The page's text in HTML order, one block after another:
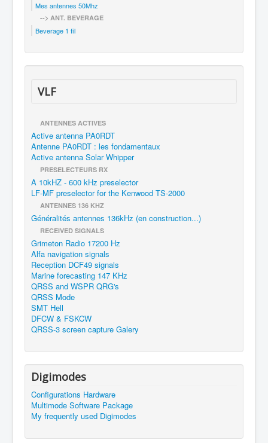
Mes antennes 50Mhz
--> ANT. BEVERAGE
Beverage 1 fil
VLF
ANTENNES ACTIVES
Active antenna PA0RDT
Antenne PA0RDT : les fondamentaux
Active antenna Solar Whipper
PRESELECTEURS RX
A 10kHZ - 600 kHz preselector
LF-MF preselector for the Kenwood TS-2000
ANTENNES 136 KHZ
Généralités antennes 136kHz (en construction...)
RECEIVED SIGNALS
Grimeton Radio 17200 Hz
Alfa navigation signals
Reception DCF49 signals
Marine forecasting 147 KHz
QRSS and WSPR QRG's
QRSS Mode
SMT Hell
DFCW & FSKCW
QRSS-3 screen capture Galery
Digimodes
Configurations Hardware
Multimode Software Package
My frequently used Digimodes